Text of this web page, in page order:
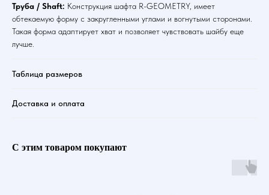
Труба / Shaft: Конструкция шафта R-GEOMETRY, имеет
обтекаемую форму с закругленными углами и вогнутыми сторонами.
Такая форма адаптирует хват и позволяет чувствовать шайбу еще
лучше.
Таблица размеров
Доставка и оплата
С этим товаром покупают